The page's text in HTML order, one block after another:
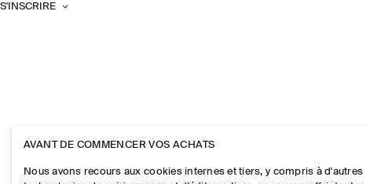
S'INSCRIRE
AVANT DE COMMENCER VOS ACHATS
Nous avons recours aux cookies internes et tiers, y compris à d'autres